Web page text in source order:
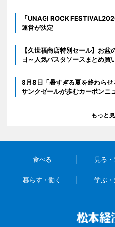
「UNAGI ROCK
運営が決定
【久世福商店特別セール】お
日～人気パスタソースまとめ買
8月8日「暑すぎる夏を終わら
サンクゼールが歩むカーボンニ
もっと
食べる 見る
暮らす・働く 学ぶ・